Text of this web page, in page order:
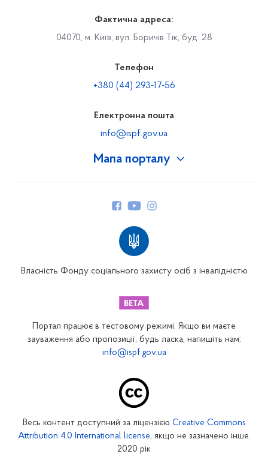
Мапа порталу
Закарпатське відділення
Запорізьке відділення
Кіровоградське відділення
Фактична адреса:
04070, м. Київ, вул. Боричів Тік, буд. 28
Телефон
+380 (44) 293-17-56
Електронна пошта
info@ispf.gov.ua
Власність Фонду соціального захисту осіб з інвалідністю
Портал працює в тестовому режимі. Якщо ви маєте
зауваження або пропозиції, будь ласка, напишіть нам:
info@ispf.gov.ua
Весь контент доступний за ліцензією Creative Commons
Attribution 4.0 International license, якщо не зазначено інше.
2020 рік